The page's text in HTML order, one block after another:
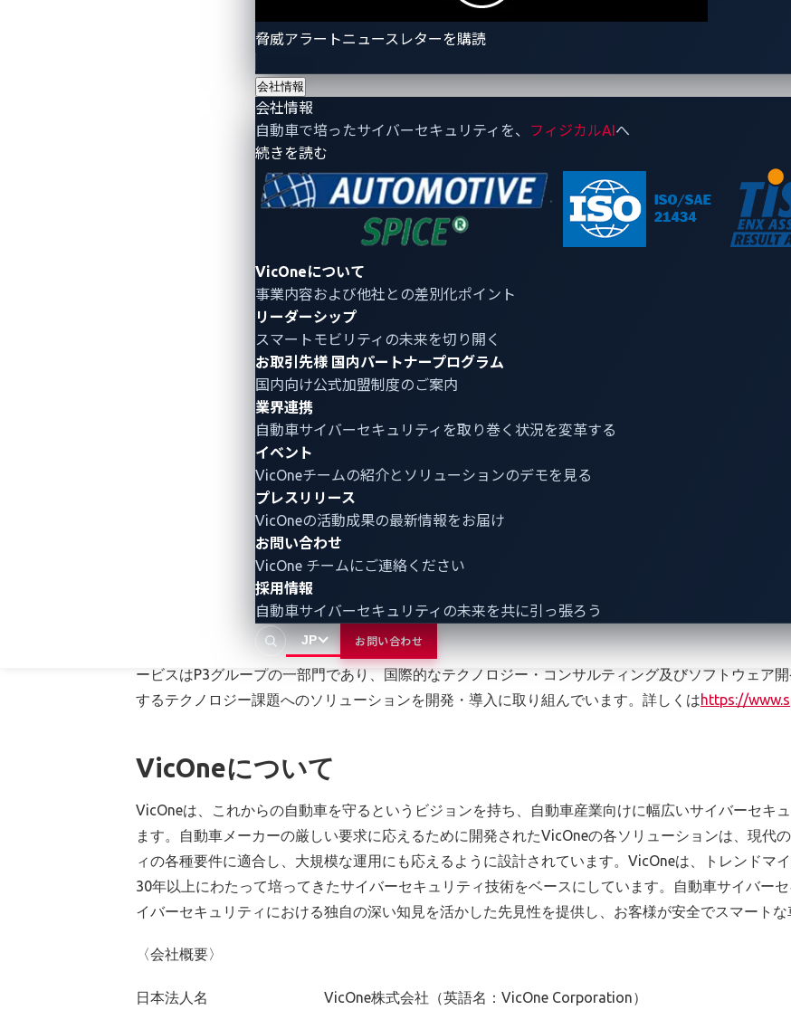
脅威アラートニュースレターを購読
会社情報
会社情報
自動車で培ったサイバーセキュリティを、
フィジカルAIへ
続きを読む
VicOneについて
事業内容および他社との差別化ポイント
リーダーシップ
スマートモビリティの未来を切り開く
お取引先様 国内パートナープログラム
国内向け公式加盟制度のご案内
業界連携
自動車サイバーセキュリティ を取り巻く状況を変革する
イベント
VicOneチームの紹介とソリューションのデモを見る
プレスリリース
VicOneの活動成果の最新情報をお届け
お問い合わせ
VicOne チームにご連絡ください
採用情報
自動車サイバーセキュリティの未来を共に引っ張ろう
JP お問い合わせ
P3デジタルサービスについて
自動車業界のコンサルティングとソフトウェア開発で28年の実績を持つP3デジタルサービスは、現
ステムであるアンドロイド・オートモーティブ OSをベースに、カスタマイズされた車載インフォテ
す。SPARQ OSはP3デジタルサービスの最先端のIVIソリューションであり、先進的なトップボトム
サービスレイヤー、VHAL（Vehicle Hardware Abstraction Layer）の統合により、自動車メーカー
ク、オートバイのメーカーはP3デジタルサービスのイノベーションを活用し、コアIVIシステムとし
ービスはP3グループの一部門であり、国際的なテクノロジー・コンサルティング及びソフトウェア
するテクノロジー課題へのソリューションを開発・導入に取り組んでいます。詳しくはhttps://
VicOneについて
VicOneは、これからの自動車を守るというビジョンを持ち、自動車産業向けに幅広いサイバーセキ
ます。自動車メーカーの厳しい要求に応えるために開発されたVicOneの各ソリューションは、現代
ィの各種要件に適合し、大規模な運用にも応えるように設計されています。VicOneは、トレンドマ
30年以上にわたって培ってきたサイバーセキュリティ技術をベースにしています。自動車サイバー
イバーセキュリティにおける独自の深い知見を活かした先見性を提供し、お客様が安全でスマートな
〈会社概要〉
日本法人名 VicOne株式会社（英語名：VicOne Corporation）